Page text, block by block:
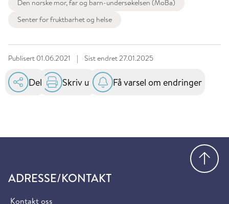
Den norske mor, far og barn-undersøkelsen (MoBa)
Senter for fruktbarhet og helse
Publisert 01.06.2021 | Sist endret27.01.2025
Del Skriv ut Få varsel om endringer
ADRESSE/KONTAKT
Kontakt oss